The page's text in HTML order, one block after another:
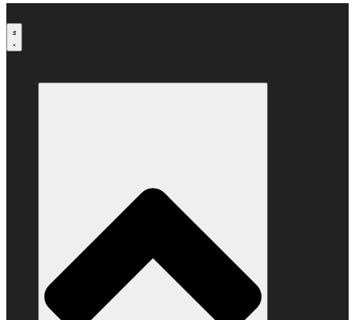
στο
περιεχόμενο